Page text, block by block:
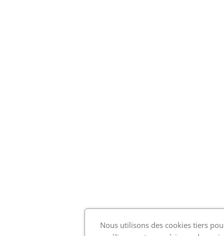
Nous utilisons des cookies tiers